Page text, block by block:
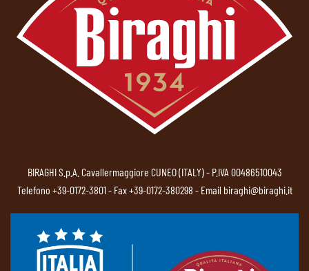
BIRAGHI S.p.A. Cavallermaggiore CUNEO (ITALY) - P.IVA 00486510043
Telefono +39-0172-3801- Fax +39-0172-380298 - Email biraghi@biraghi.it